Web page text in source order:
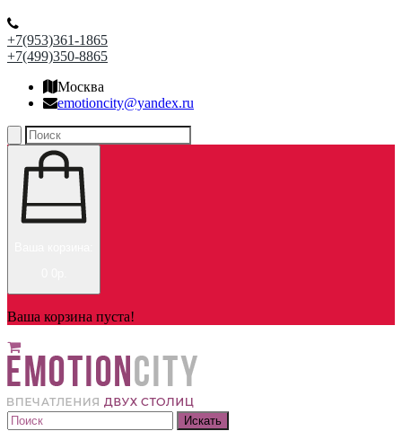
+7(953)361-1865
+7(499)350-8865
Москва
emotioncity@yandex.ru
Ваша корзина пуста!